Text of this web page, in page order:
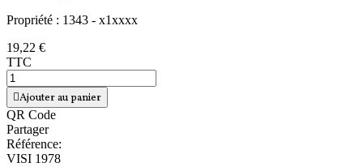
Propriété : 1343 - x1xxxx
19,22 €
TTC
Ajouter au panier
QR Code
Partager
Référence:
VISI 1978